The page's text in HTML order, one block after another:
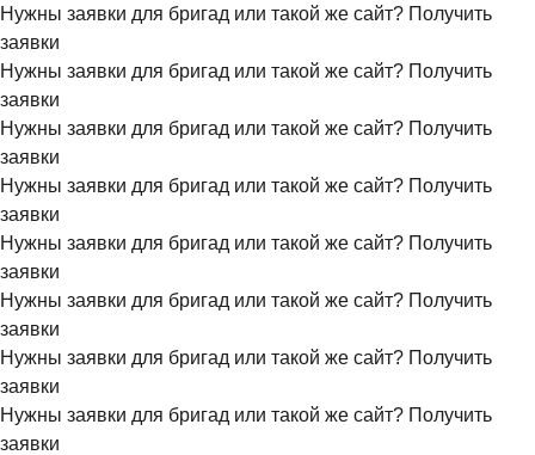
Нужны заявки для бригад или такой же сайт? Получить
заявки
Нужны заявки для бригад или такой же сайт? Получить
заявки
Нужны заявки для бригад или такой же сайт? Получить
заявки
Нужны заявки для бригад или такой же сайт? Получить
заявки
Нужны заявки для бригад или такой же сайт? Получить
заявки
Нужны заявки для бригад или такой же сайт? Получить
заявки
Нужны заявки для бригад или такой же сайт? Получить
заявки
Нужны заявки для бригад или такой же сайт? Получить
заявки